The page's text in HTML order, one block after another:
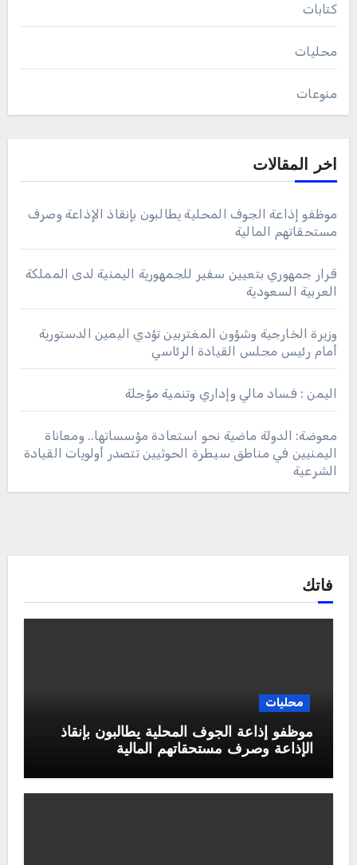
كتابات
محليات
منوعات
اخر المقالات
موظفو إذاعة الجوف المحلية يطالبون بإنقاذ الإذاعة وصرف
مستحقاتهم المالية
قرار جمهوري بتعيين سفير للجمهورية اليمنية لدى المملكة
العربية السعودية
وزيرة الخارجية وشؤون المغتربين تؤدي اليمين الدستورية
أمام رئيس مجلس القيادة الرئاسي
اليمن : فساد مالي وإداري وتنمية مؤجلة
معوضة: الدولة ماضية نحو استعادة مؤسساتها.. ومعاناة
اليمنيين في مناطق سيطرة الحوثيين تتصدر أولويات القيادة
الشرعية
فاتك
محليات
موظفو إذاعة الجوف المحلية يطالبون بإنقاذ
الإذاعة وصرف مستحقاتهم المالية